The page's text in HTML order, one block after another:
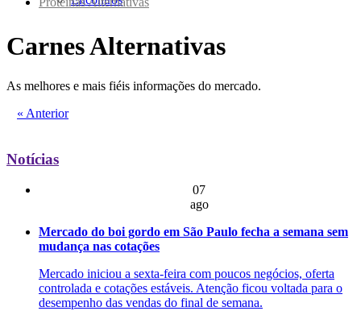
Carnes Alternativas
As melhores e mais fiéis informações do mercado.
« Anterior
Notícias
07
ago
Mercado do boi gordo em São Paulo fecha a semana sem
mudança nas cotações
Mercado iniciou a sexta-feira com poucos negócios, oferta
controlada e cotações estáveis. Atenção ficou voltada para o
desempenho das vendas do final de semana.